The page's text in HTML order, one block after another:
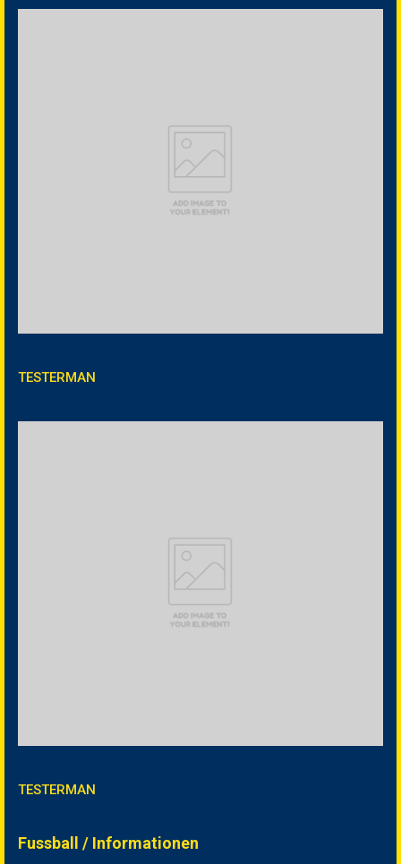
TESTERMAN
TESTERMAN
Fussball / Informationen